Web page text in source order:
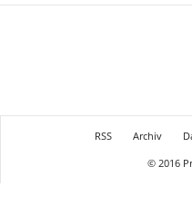
RSS Archiv
© 2016